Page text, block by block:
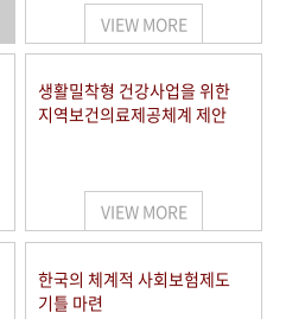
행정박물 영상 기록물
VIEW MORE
생활밀착형 건강사업을 위한
지역보건의료제공체계 제안
VIEW MORE
한국의 체계적 사회보험제도
기틀 마련